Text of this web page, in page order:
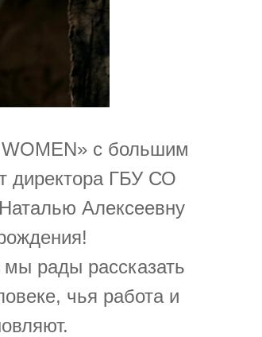
с большим
директора ГБУ СО
Алексеевну
рады рассказать
чья работа и